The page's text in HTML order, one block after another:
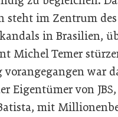
steht im Zentrum des
in Brasilien,
Michel Temer
war
Eigentümer von JBS,
mit